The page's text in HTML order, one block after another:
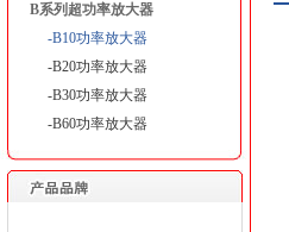
B系列超功率放大器
-B10功率放大器
-B20功率放大器
-B30功率放大器
-B60功率放大器